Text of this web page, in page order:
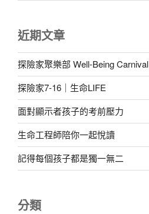
近期文章
探險家聚樂部 Well-Being Carnival
探險家7-16｜生命LIFE
面對顯示者孩子的考前壓力
生命工程師陪你一起悅讀
記得每個孩子都是獨一無二
分類